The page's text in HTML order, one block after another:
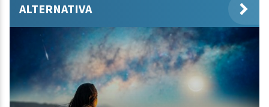
ALTERNATIVA